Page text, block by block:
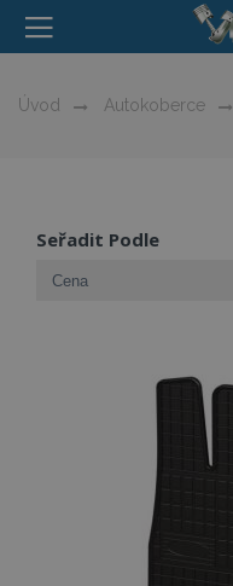
Úvod Autokoberce
Seřadit Podle